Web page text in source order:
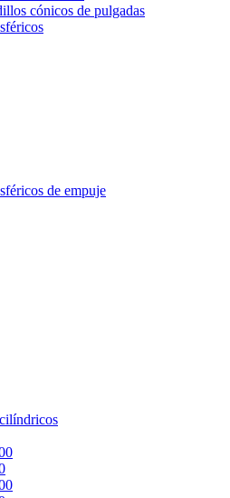
cónicos de pulgadas
de empuje